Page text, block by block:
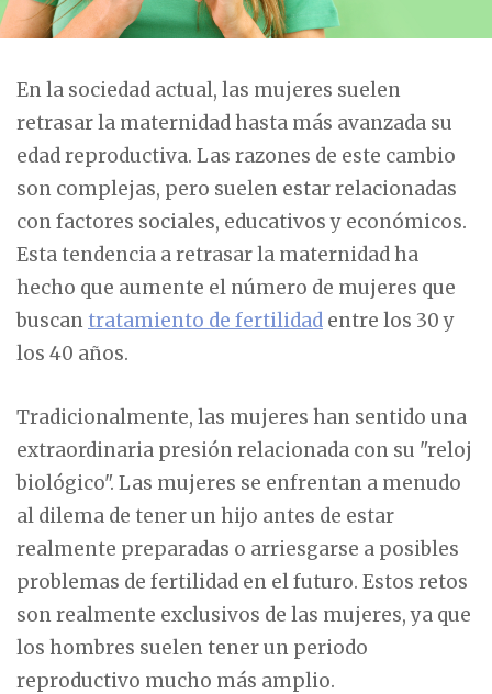
En la sociedad actual, las mujeres suelen
retrasar la maternidad hasta más avanzada su
edad reproductiva. Las razones de este cambio
son complejas, pero suelen estar relacionadas
con factores sociales, educativos y económicos.
Esta tendencia a retrasar la maternidad ha
hecho que aumente el número de mujeres que
buscan tratamiento de fertilidad entre los 30 y
los 40 años.
Tradicionalmente, las mujeres han sentido una
extraordinaria presión relacionada con su "reloj
biológico". Las mujeres se enfrentan a menudo
al dilema de tener un hijo antes de estar
realmente preparadas o arriesgarse a posibles
problemas de fertilidad en el futuro. Estos retos
son realmente exclusivos de las mujeres, ya que
los hombres suelen tener un periodo
reproductivo mucho más amplio.